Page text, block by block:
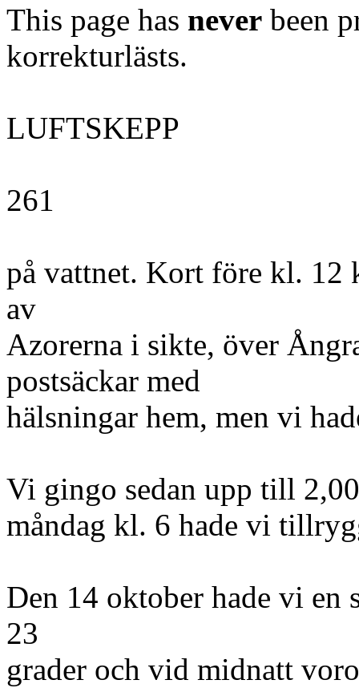
This page has never been
korrekturlästs.
LUFTSKEPP
261
på vattnet. Kort före kl. 12
av
Azorerna i sikte, över
postsäckar med
hälsningar hem, men vi
Vi gingo sedan upp till
måndag kl. 6 hade vi
Den 14 oktober hade vi en
23
grader och vid midnatt